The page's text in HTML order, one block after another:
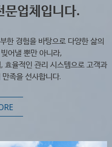
문업체입니다.
한 경험을 바탕으로 다양한 삶의
어낼 뿐만 아니라,
효율적인 관리 시스템으로 고객과
족을 선사합니다.